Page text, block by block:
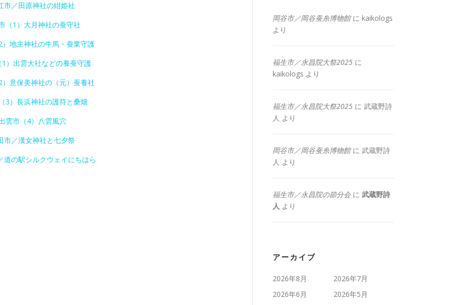
市／田原神社の紺姫社
（1）大月神社の蚕守社
）地主神社の牛馬・蚕業守護
）出雲大社などの養蚕守護
）意保美神社の（元）蚕養社
3）長浜神社の護符と桑畑
雲市（4）八雲風穴
市／漢女神社と七夕祭
道の駅シルクウェイにちはら
岡谷市／岡谷蚕糸博物館に kaikologs
より
福生市／永昌院大祭2025 に
kaikologs より
福生市／永昌院大祭2025 に 武蔵野詩
人 より
岡谷市／岡谷蚕糸博物館に 武蔵野詩
人 より
福生市／永昌院の節分会に 武蔵野詩
人 より
アーカイブ
2026年8月
2026年7月
2026年6月
2026年5月